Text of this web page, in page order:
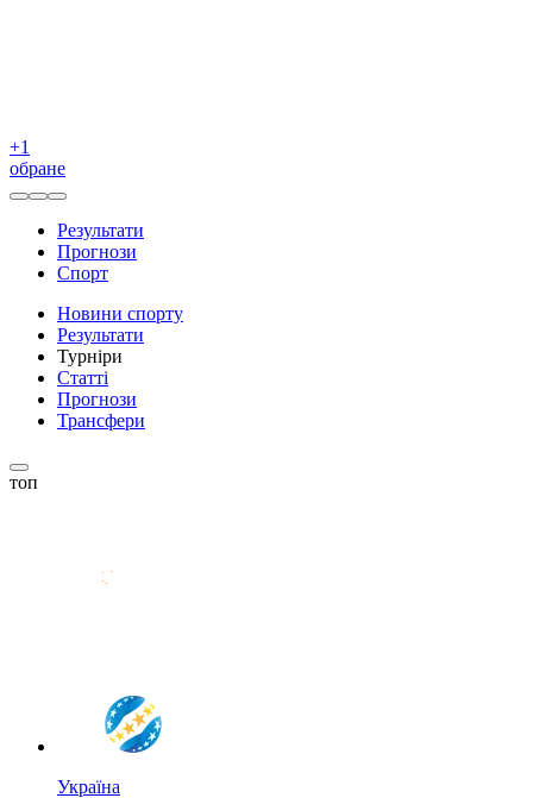
+1
обране
Результати
Прогнози
Спорт
Новини спорту
Результати
Турніри
Статті
Прогнози
Трансфери
топ
Україна